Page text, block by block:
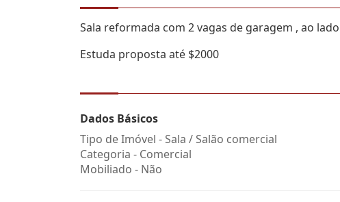
Sala reformada com 2 vagas de garagem , ao
Estuda proposta até $2000
Dados Básicos
Tipo de Imóvel - Sala / Salão comercial
Categoria - Comercial
Mobiliado - Não